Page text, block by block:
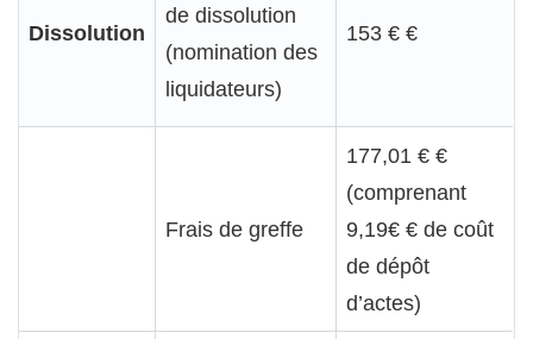
Dissolution
de dissolution
(nomination des
liquidateurs)
153 € €
Frais de greffe
177,01 € €
(comprenant
9,19€ € de coût
de dépôt
d’actes)